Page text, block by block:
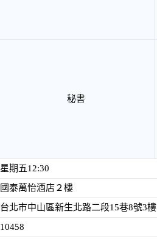
秘書
星期五12:30
國泰萬怡酒店２樓
台北市中山區新生北路二段15巷8號3樓
10458